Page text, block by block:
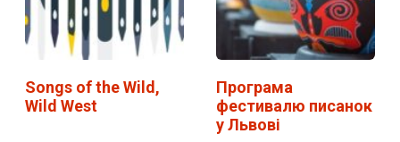
Songs of the Wild,
Wild West
Програма
фестивалю писанок
у Львові